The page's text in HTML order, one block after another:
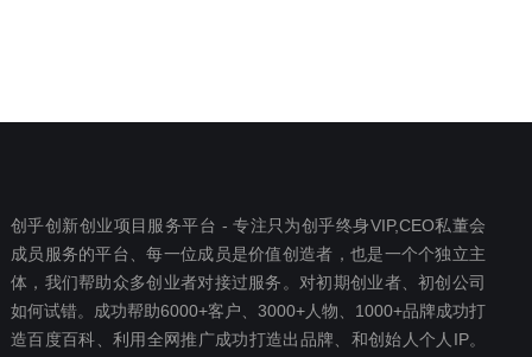
创乎创新创业项目服务平台 - 专注只为创乎终身VIP,CEO私董会
成员服务的平台、每一位成员是价值创造者，也是一个个独立主
体，我们帮助众多创业者对接过服务。对初期创业者、初创公司
如何试错。成功帮助6000+客户、3000+人物、1000+品牌成功打
造百度百科、利用全网推广成功打造出品牌、和创始人个人IP。